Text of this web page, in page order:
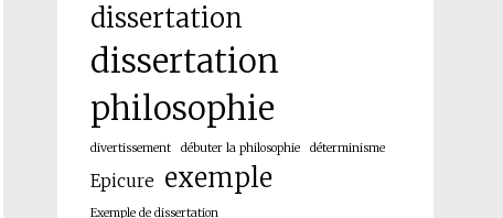
dissertation
dissertation
philosophie
divertissement débuter la philosophie déterminisme
Epicure exemple
Exemple de dissertation